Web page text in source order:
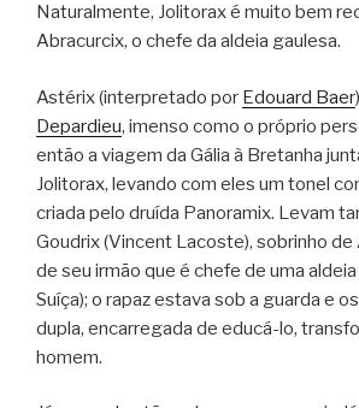
Naturalmente, Jolitorax é muito bem
Abracurcix, o chefe da aldeia gaulesa.
Astérix (interpretado por Edouard Baer
Depardieu, imenso como o próprio
então a viagem da Gália à Bretanha
Jolitorax, levando com eles um tonel
criada pelo druída Panoramix. Levam
Goudrix (Vincent Lacoste), sobrinho de
de seu irmão que é chefe de uma
Suíça); o rapaz estava sob a guarda e
dupla, encarregada de educá-lo,
homem.